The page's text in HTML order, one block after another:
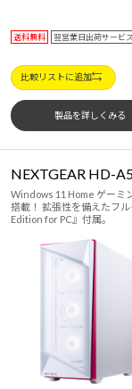
送料無料 翌営業日出荷サービ
比較リストに追加
製品を詳しくみる
NEXTGEAR HD-
Windows 11 Home ゲーミ
搭載！ 拡張性を備えたフ
Edition for PC』付属。